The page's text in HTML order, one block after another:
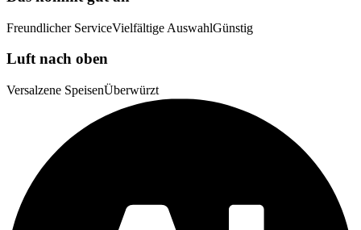
Freundlicher ServiceVielfältige AuswahlGünstig
Luft nach oben
Versalzene SpeisenÜberwürzt